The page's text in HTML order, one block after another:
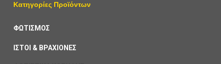
Κατηγορίες Προϊόντων
ΦΩΤΙΣΜΟΣ
ΙΣΤΟΙ & ΒΡΑΧΙΟΝΕΣ